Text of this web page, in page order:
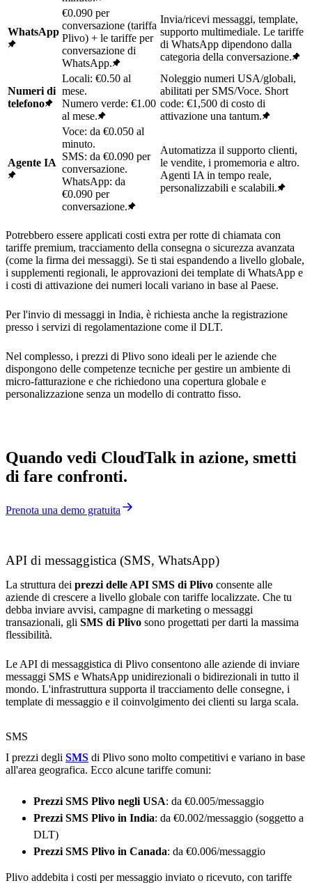
WhatsApp
€0.090 per
conversazione (tariffa
Plivo) + le tariffe per
conversazione di
WhatsApp.
Invia/ricevi messaggi, template,
supporto multimediale. Le tariffe
di WhatsApp dipendono dalla
categoria della conversazione.
Numeri di
telefono
Locali: €0.50 al
mese.
Numero verde: €1.00
al mese.
Noleggio numeri USA/globali,
abilitati per SMS/Voce. Short
code: €1,500 di costo di
attivazione una tantum.
Agente IA
Voce: da €0.050 al
minuto.
SMS: da €0.090 per
conversazione.
WhatsApp: da
€0.090 per
conversazione.
Automatizza il supporto clienti,
le vendite, i promemoria e altro.
Agenti IA in tempo reale,
personalizzabili e scalabili.
Potrebbero essere applicati costi extra per rotte di chiamata con
tariffe premium, tracciamento della consegna o sicurezza avanzata
(come la firma dei messaggi). Se ti stai espandendo a livello globale,
i supplementi regionali, le approvazioni dei template di WhatsApp e
i costi di attivazione dei numeri locali variano in base al Paese.
Per l'invio di messaggi in India, è richiesta anche la registrazione
presso i servizi di regolamentazione come il DLT.
Nel complesso, i prezzi di Plivo sono ideali per le aziende che
dispongono delle competenze tecniche per gestire un ambiente di
micro-fatturazione e che richiedono una copertura globale e
personalizzazione senza un modello di contratto fisso.
Quando vedi CloudTalk in azione, smetti
di fare confronti.
Prenota una demo gratuita
API di messaggistica (SMS, WhatsApp)
La struttura dei prezzi delle API SMS di Plivo consente alle
aziende di crescere a livello globale con tariffe localizzate. Che tu
debba inviare avvisi, campagne di marketing o messaggi
transazionali, gli SMS di Plivo sono progettati per darti la massima
flessibilità.
Le API di messaggistica di Plivo consentono alle aziende di inviare
messaggi SMS e WhatsApp unidirezionali o bidirezionali in tutto il
mondo. L'infrastruttura supporta il tracciamento delle consegne, i
template di messaggio e il coinvolgimento dei clienti su larga scala.
SMS
I prezzi degli SMS di Plivo sono molto competitivi e variano in base
all'area geografica. Ecco alcune tariffe comuni:
Prezzi SMS Plivo negli USA: da €0.005/messaggio
Prezzi SMS Plivo in India: da €0.002/messaggio (soggetto a
DLT)
Prezzi SMS Plivo in Canada: da €0.006/messaggio
Plivo addebita i costi per messaggio inviato o ricevuto, con tariffe